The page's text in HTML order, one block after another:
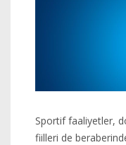
Sportif faaliyetler,
fiilleri de